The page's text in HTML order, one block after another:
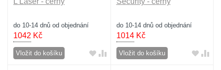
do 10-14 dnů od objednání
1042 Kč
Vložit do košíku
do 10-14 dnů od objednání
1014Kč
Vložit do košíku